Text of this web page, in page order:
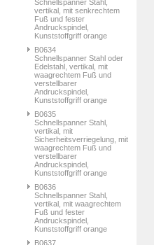
Schnellspanner Stahl,
vertikal, mit senkrechtem
Fuß und fester
Andruckspindel,
Kunststoffgriff orange
B0634
Schnellspanner Stahl oder
Edelstahl, vertikal, mit
waagrechtem Fuß und
verstellbarer
Andruckspindel,
Kunststoffgriff orange
B0635
Schnellspanner Stahl,
vertikal, mit
Sicherheitsverriegelung, mit
waagrechtem Fuß und
verstellbarer
Andruckspindel,
Kunststoffgriff orange
B0636
Schnellspanner Stahl,
vertikal, mit waagrechtem
Fuß und fester
Andruckspindel,
Kunststoffgriff orange
B0637